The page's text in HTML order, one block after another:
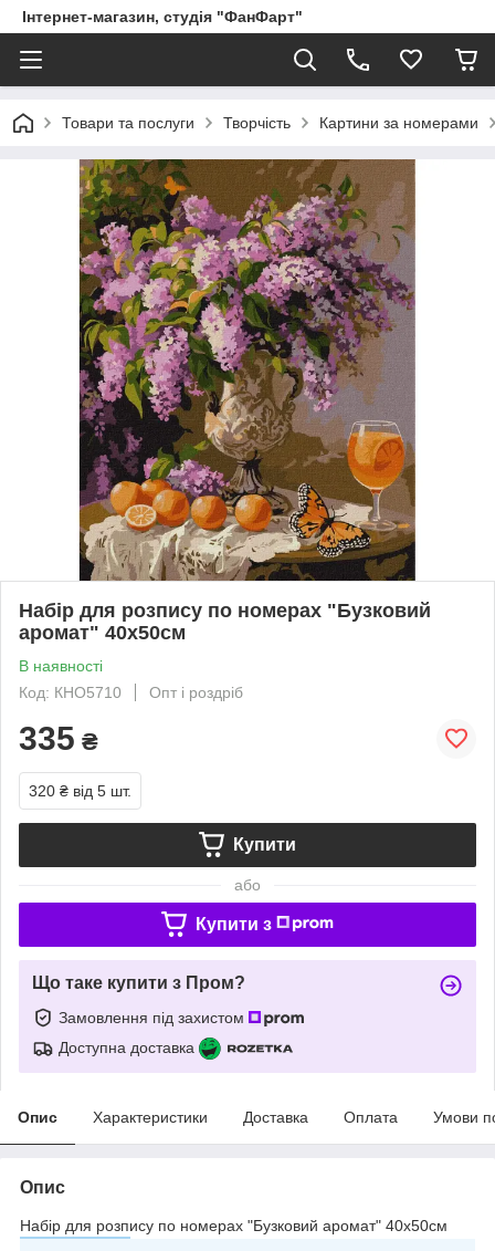
Інтернет-магазин, студія "ФанФарт"
Товари та послуги Творчість Картини за номерами
Набір для розпису по номерах "Бузковий
аромат" 40х50см
В наявності
Код: КНО5710
Опт і роздріб
335 ₴
320 ₴ від 5 шт.
Купити
або
Купити з
Що таке купити з Пром?
Замовлення під захистом
Доступна доставка
Опис Характеристики Доставка Оплата Умови
Опис
Набір для розпису по номерах "Бузковий аромат" 40х50см